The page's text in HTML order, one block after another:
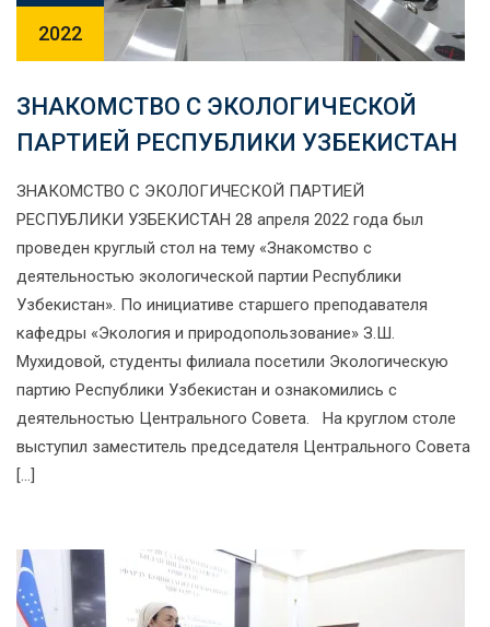
2022
ЗНАКОМСТВО С ЭКОЛОГИЧЕСКОЙ
ПАРТИЕЙ РЕСПУБЛИКИ УЗБЕКИСТАН
ЗНАКОМСТВО С ЭКОЛОГИЧЕСКОЙ ПАРТИЕЙ
РЕСПУБЛИКИ УЗБЕКИСТАН 28 апреля 2022 года был
проведен круглый стол на тему «Знакомство с
деятельностью экологической партии Республики
Узбекистан». По инициативе старшего преподавателя
кафедры «Экология и природопользование» З.Ш.
Мухидовой, студенты филиала посетили Экологическую
партию Республики Узбекистан и ознакомились с
деятельностью Центрального Совета. На круглом столе
выступил заместитель председателя Центрального Совета
[…]